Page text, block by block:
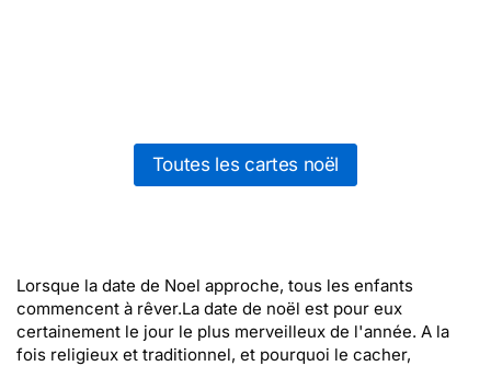
Toutes les cartes noël
Lorsque la date de Noel approche, tous les enfants
commencent à rêver.La date de noël est pour eux
certainement le jour le plus merveilleux de l'année. A la
fois religieux et traditionnel, et pourquoi le cacher,